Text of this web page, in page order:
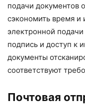
подачи документов
сэкономить время и
электронной
подпись и доступ к
документы
соответствуют
Почтовая